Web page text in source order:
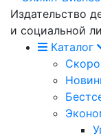
Издательство
и социальной
Каталог